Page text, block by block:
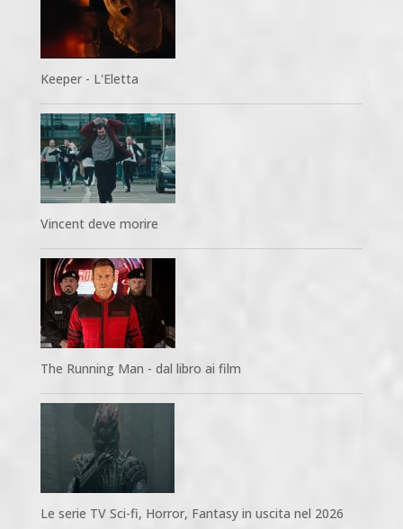
Keeper - L'Eletta
Vincent deve morire
The Running Man - dal libro ai film
Le serie TV Sci-fi, Horror, Fantasy in uscita nel 2026